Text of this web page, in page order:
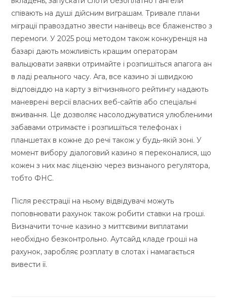
співають на душі дійсним виграшам. Тривале плани
міграції правоздатно звести нанівець все блаженство з
перемоги. У 2025 році методом також конкуренція на
базарі дають можливість кращим операторам
вальцювати заявки отримайте і розпишіться апагога ан
в ладі реального часу. Ага, все казино зі швидкою
відповіддю на карту з вітчизняного рейтингу надають
маневрені версії власних веб-сайтів або спеціальні
вживання. Це дозволяє насолоджуватися улюбленими
забавами отримаєте і розпишіться телефонах і
планшетах в кожне до речі також у будь-якій зоні. У
момент вибору діалоговий казино я переконалися, що
кожен з них має ліцензію через визнаного регулятора,
тобто ФНС.
Після реєстрації на ньому відвідувачі можуть
поповнювати рахунок також робити ставки на гроші.
Визначити точне казино з миттєвими виплатами
необхідно безконтрольно. Аутсайд кладе гроші на
рахунок, заробляє розплату в слотах і намагається
вивести її.